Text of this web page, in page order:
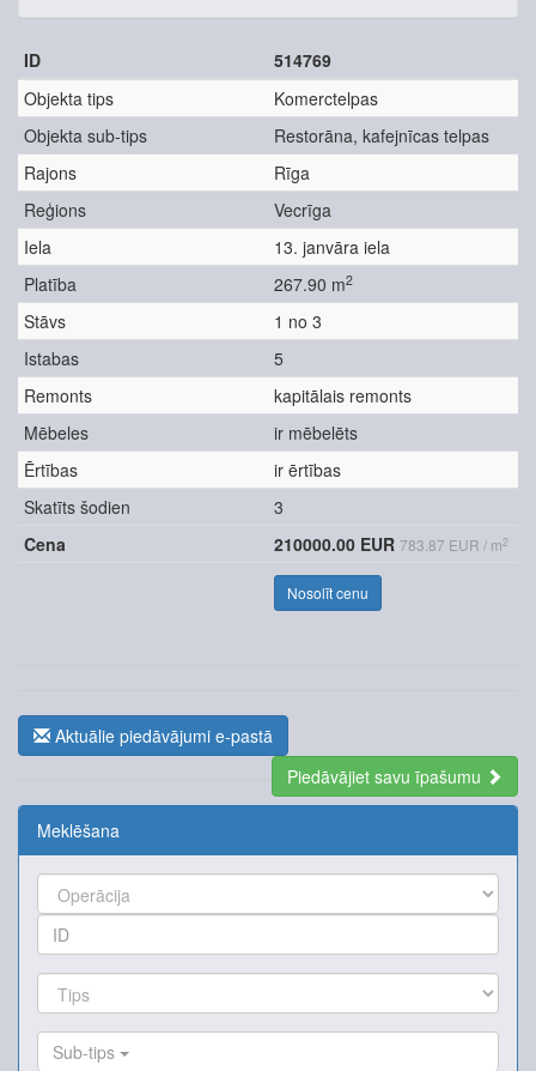
ID
514769
Objekta tips
Komerctelpas
Objekta sub-tips
Restorāna, kafejnīcas telpas
Rajons
Rīga
Reģions
Vecrīga
Iela
13. janvāra iela
Platība
267.90 m2
Stāvs
1 no 3
Istabas
5
Remonts
kapitālais remonts
Mēbeles
ir mēbelēts
Ērtības
ir ērtības
Skatīts šodien
3
Cena
210000.00 EUR 783.87 EUR / m2
Nosolīt cenu
Aktuālie piedāvājumi e-pastā
Piedāvājiet savu īpašumu
Meklēšana
Sub-tips